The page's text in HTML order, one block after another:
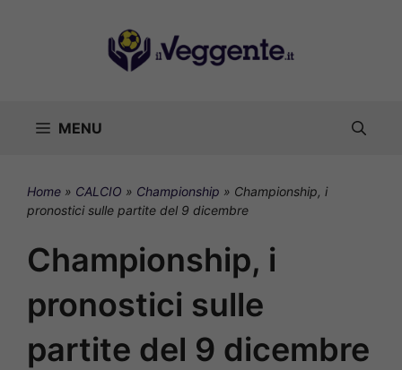
MENU
Home » CALCIO » Championship » Championship, i
pronostici sulle partite del 9 dicembre
Championship, i
pronostici sulle
partite del 9 dicembre